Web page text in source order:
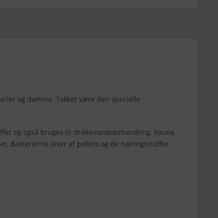
og damme. Takket være den specielle
og også bruges til drikkevandsbehandling. Fauna
Bakterierne lever af pellets og de næringsstoffer,